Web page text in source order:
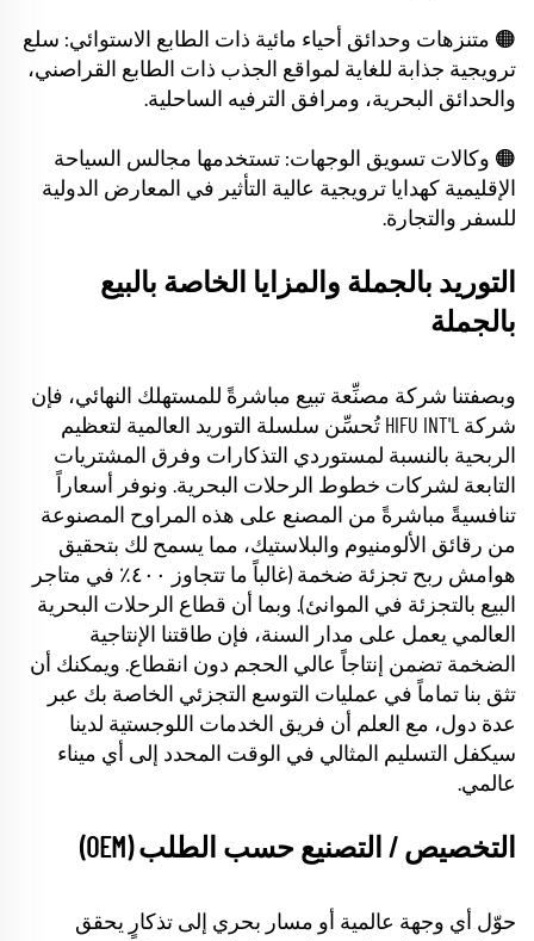
🟠 متنزهات وحدائق أحياء مائية ذات الطابع الاستوائي: سلع
ترويجية جذابة للغاية لمواقع الجذب ذات الطابع القراصني،
والحدائق البحرية، ومرافق الترفيه الساحلية.
🟠 وكالات تسويق الوجهات: تستخدمها مجالس السياحة
الإقليمية كهدايا ترويجية عالية التأثير في المعارض الدولية
للسفر والتجارة.
التوريد بالجملة والمزايا الخاصة بالبيع
بالجملة
وبصفتنا شركة مصنِّعة تبيع مباشرةً للمستهلك النهائي، فإن
شركة HIFU INT'L تُحسِّن سلسلة التوريد العالمية لتعظيم
الربحية بالنسبة لمستوردي التذكارات وفرق المشتريات
التابعة لشركات خطوط الرحلات البحرية. ونوفر أسعاراً
تنافسيةً مباشرةً من المصنع على هذه المراوح المصنوعة
من رقائق الألومنيوم والبلاستيك، مما يسمح لك بتحقيق
هوامش ربح تجزئة ضخمة (غالباً ما تتجاوز ٤٠٠٪ في متاجر
البيع بالتجزئة في الموانئ). وبما أن قطاع الرحلات البحرية
العالمي يعمل على مدار السنة، فإن طاقتنا الإنتاجية
الضخمة تضمن إنتاجاً عالي الحجم دون انقطاع. ويمكنك أن
تثق بنا تماماً في عمليات التوسع التجزئي الخاصة بك عبر
عدة دول، مع العلم أن فريق الخدمات اللوجستية لدينا
سيكفل التسليم المثالي في الوقت المحدد إلى أي ميناء
عالمي.
التخصيص / التصنيع حسب الطلب (OEM)
حوّل أي وجهة عالمية أو مسار بحري إلى تذكارٍ يحقق